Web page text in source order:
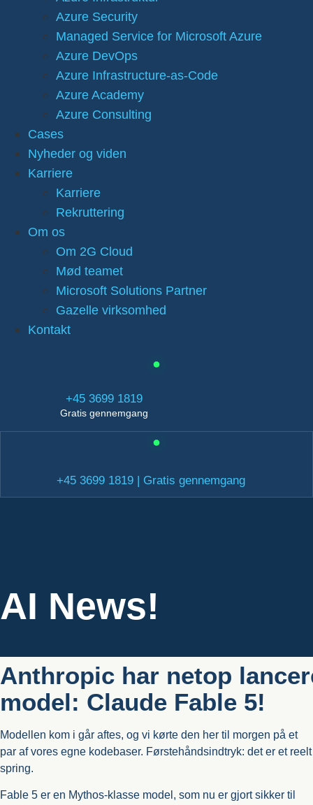
Azure Security
Managed Service for Microsoft Azure
Azure DevOps
Azure Infrastructure-as-Code
Azure Academy
Azure Consulting
Cases
Nyheder og viden
Karriere
Karriere
Rekruttering
Om os
Om 2G Cloud
Mød teamet
Microsoft Solutions Partner
Gazelle virksomhed
Kontakt
+45 3699 1819
Gratis gennemgang
+45 3699 1819 | Gratis gennemgang
AI News!
Anthropic har netop
model: Claude Fable 5!
Modellen kom i går aftes, og vi kørte den her til morgen på et
par af vores egne kodebaser. Førstehåndsindtryk: det er et reelt
spring.
Fable 5 er en Mythos-klasse model, som nu er gjort sikker til